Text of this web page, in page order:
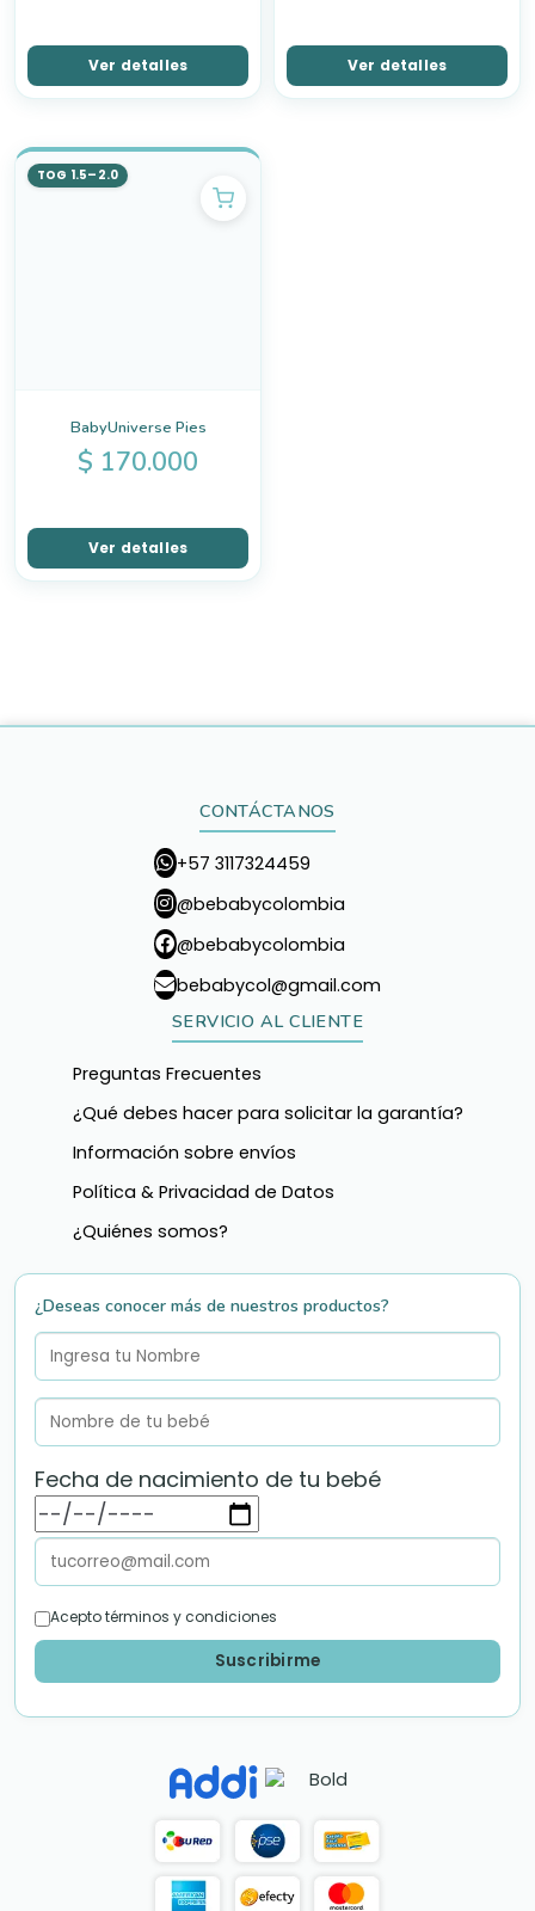
Ver detalles Ver detalles
TOG 1.5–2.0
BabyUniverse Pies
$ 170.000
Ver detalles
CONTÁCTANOS
+57 3117324459
@bebabycolombia
@bebabycolombia
bebabycol@gmail.com
SERVICIO AL CLIENTE
Preguntas Frecuentes
¿Qué debes hacer para solicitar la garantía?
Información sobre envíos
Política & Privacidad de Datos
¿Quiénes somos?
¿Deseas conocer más de nuestros productos?
Fecha de nacimiento de tu bebé
Acepto términos y condiciones